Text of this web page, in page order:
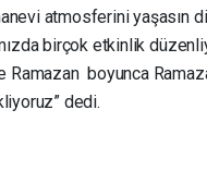
atmosferini yaşasın
birçok etkinlik
Ramazan boyunca
dedi.